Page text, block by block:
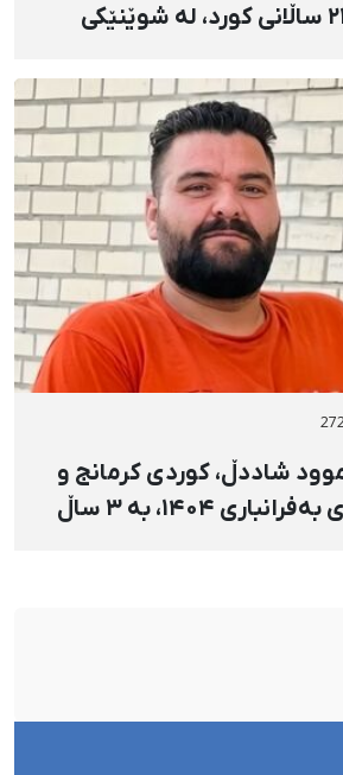
بێهزاد، قوتابیی ۲۱ ساڵانی کورد، لە شوێنێکی
شاددڵ، کوردی کرمانج و
دەسبەسەرکراوی بەفرانباری ۱۴۰۴، بە ۳ ساڵ